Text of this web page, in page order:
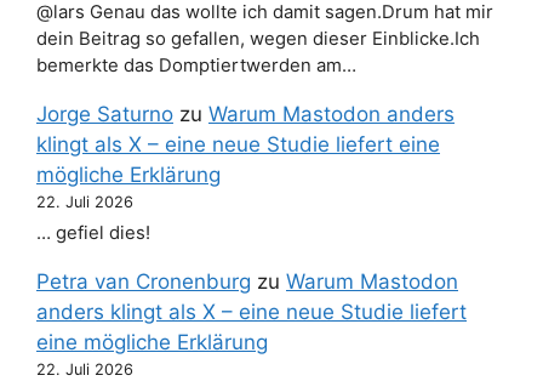
@lars Genau das wollte ich damit sagen.Drum hat mir
dein Beitrag so gefallen, wegen dieser Einblicke.Ich
bemerkte das Domptiertwerden am…
Jorge Saturno zu Warum Mastodon anders
klingt als X – eine neue Studie liefert eine
mögliche Erklärung
22. Juli 2026
… gefiel dies!
Petra van Cronenburg zu Warum Mastodon
anders klingt als X – eine neue Studie liefert
eine mögliche Erklärung
22. Juli 2026